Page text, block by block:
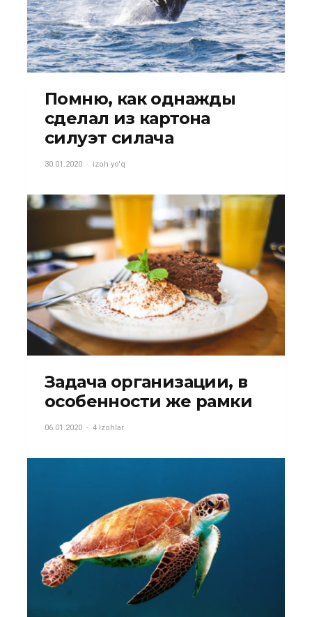
Помню, как однажды
сделал из картона
силуэт силача
30.01.2020 izoh yo'q
Задача организации, в
особенности же рамки
06.01.2020 4 Izohlar